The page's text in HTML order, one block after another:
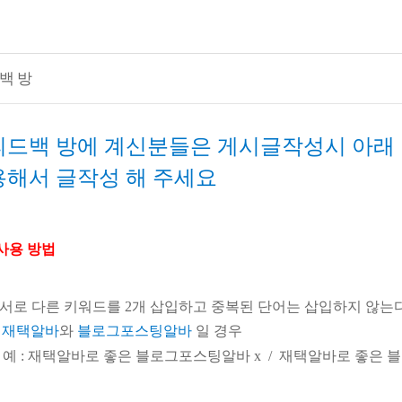
방
드백 방에 계신분들은 게시글작성시 아래
해서 글작성 해 주세요
용 방법
로 다른 키워드를 2개 삽입하고 중복된 단어는 삽입하지 않는
재택알바와 블로그포스팅알바 일 경우
예 : 재택알바로 좋은 블로그포스팅알바 x / 재택알바로 좋은